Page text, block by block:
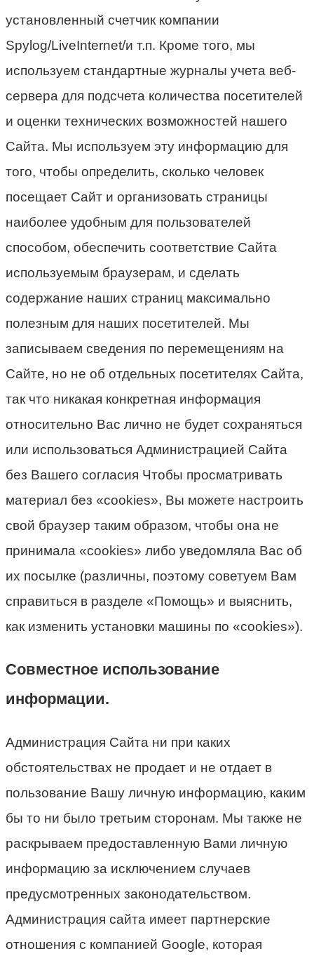
установленный счетчик компании
Spylog/LiveInternet/и т.п. Кроме того, мы
используем стандартные журналы учета веб-
сервера для подсчета количества посетителей
и оценки технических возможностей нашего
Сайта. Мы используем эту информацию для
того, чтобы определить, сколько человек
посещает Сайт и организовать страницы
наиболее удобным для пользователей
способом, обеспечить соответствие Сайта
используемым браузерам, и сделать
содержание наших страниц максимально
полезным для наших посетителей. Мы
записываем сведения по перемещениям на
Сайте, но не об отдельных посетителях Сайта,
так что никакая конкретная информация
относительно Вас лично не будет сохраняться
или использоваться Администрацией Сайта
без Вашего согласия Чтобы просматривать
материал без «cookies», Вы можете настроить
свой браузер таким образом, чтобы она не
принимала «cookies» либо уведомляла Вас об
их посылке (различны, поэтому советуем Вам
справиться в разделе «Помощь» и выяснить,
как изменить установки машины по «cookies»).
Совместное использование
информации.
Администрация Сайта ни при каких
обстоятельствах не продает и не отдает в
пользование Вашу личную информацию, каким
бы то ни было третьим сторонам. Мы также не
раскрываем предоставленную Вами личную
информацию за исключением случаев
предусмотренных законодательством.
Администрация сайта имеет партнерские
отношения с компанией Google, которая